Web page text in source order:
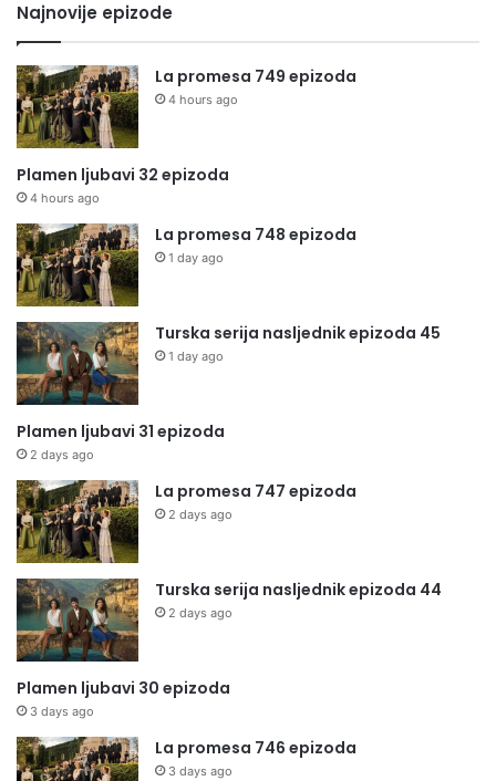
Najnovije epizode
La promesa 749 epizoda
4 hours ago
Plamen ljubavi 32 epizoda
4 hours ago
La promesa 748 epizoda
1 day ago
Turska serija nasljednik epizoda 45
1 day ago
Plamen ljubavi 31 epizoda
2 days ago
La promesa 747 epizoda
2 days ago
Turska serija nasljednik epizoda 44
2 days ago
Plamen ljubavi 30 epizoda
3 days ago
La promesa 746 epizoda
3 days ago